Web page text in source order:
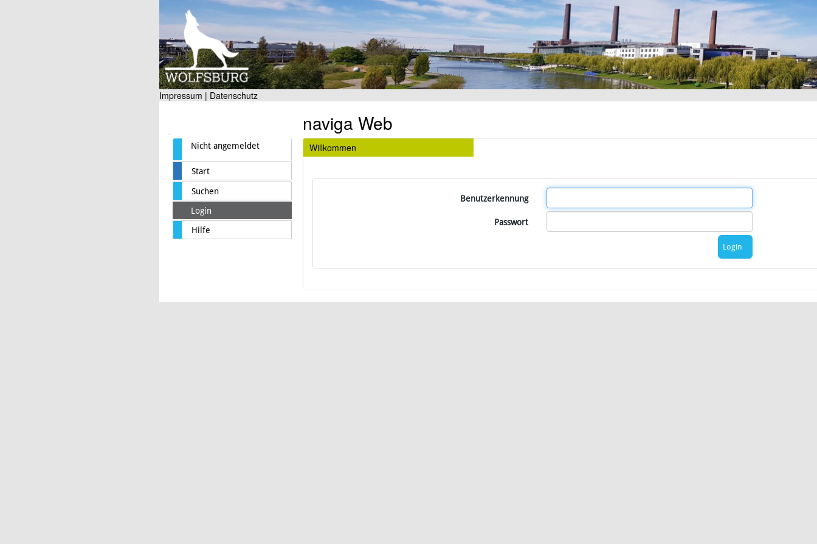
Impressum | Datenschutz
Nicht angemeldet
Start
Suchen
Login
Hilfe
naviga Web
Willkommen
Benutzerkennung
Passwort